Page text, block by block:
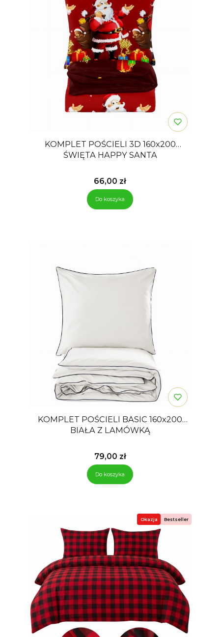
KOMPLET POŚCIELI 3D 160x200
ŚWIĘTA HAPPY SANTA
Cena
66,00 zł
Do koszyka
KOMPLET POŚCIELI BASIC 160x200
BIAŁA Z LAMÓWKĄ
Cena
79,00 zł
Do koszyka
Okazja Bestseller